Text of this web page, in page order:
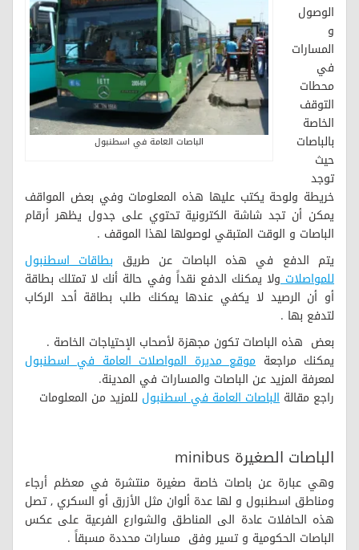
الباصات العامة في اسطنبول
الوصول
و
المسارات
في
محطات
التوقف
الخاصة
بالباصات
حيث
توجد
خريطة ولوحة يكتب عليها هذه المعلومات وفي بعض المواقف
يمكن أن تجد شاشة الكترونية تحتوي على جدول يظهر أرقام
الباصات و الوقت المتبقي لوصولها لهذا الموقف .
يتم الدفع في هذه الباصات عن طريق بطاقات اسطنبول
للمواصلاتولا يمكنك الدفع نقداً وفي حالة أنك لا تمتلك بطاقة
أو أن الرصيد لا يكفي عندها يمكنك طلب بطاقة أحد الركاب
لتدفع بها .
بعض هذه الباصات تكون مجهزة لأصحاب الإحتياجات الخاصة .
يمكنك مراجعةموقع مديرة المواصلات العامة في اسطنبول
لمعرفة المزيد عن الباصات والمسارات في المدينة.
راجع مقالة الباصات العامة في اسطنبول للمزيد من المعلومات
الباصات الصغيرة minibus
وهي عبارة عن باصات خاصة صغيرة منتشرة في معظم أرجاء
ومناطق اسطنبول و لها عدة ألوان مثل الأزرق أو السكري , تصل
هذه الحافلات عادة الى المناطق والشوارع الفرعية على عكس
الباصات الحكومية و تسير وفق مسارات محددة مسبقاً .